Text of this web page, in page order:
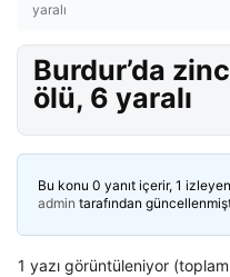
yaralı
Burdur’da
ölü, 6 yaralı
Bu konu 0 yanıt içerir, 1
admin tarafından
1 yazı görüntüleniyor